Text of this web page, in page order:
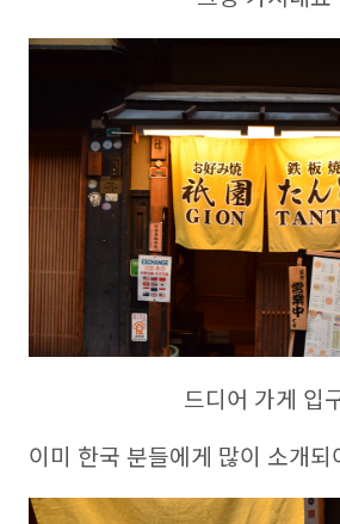
드디어 가게 입
이미 한국 분들에게 많이 소개